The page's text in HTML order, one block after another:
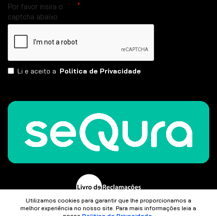
Por favor insira o
captcha abaixo
Li e aceito a Politica de Privacidade
Utilizamos cookies para garantir que lhe proporcionamos a
melhor experiência no nosso site. Para mais informações leia a